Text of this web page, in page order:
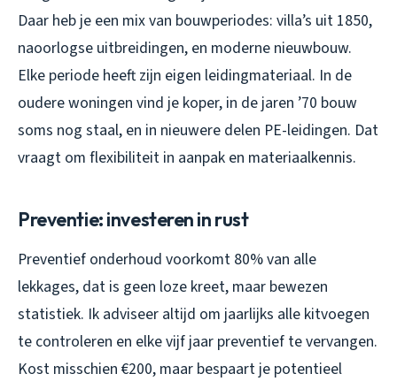
Daar heb je een mix van bouwperiodes: villa’s uit 1850,
naoorlogse uitbreidingen, en moderne nieuwbouw.
Elke periode heeft zijn eigen leidingmateriaal. In de
oudere woningen vind je koper, in de jaren ’70 bouw
soms nog staal, en in nieuwere delen PE-leidingen. Dat
vraagt om flexibiliteit in aanpak en materiaalkennis.
Preventie: investeren in rust
Preventief onderhoud voorkomt 80% van alle
lekkages, dat is geen loze kreet, maar bewezen
statistiek. Ik adviseer altijd om jaarlijks alle kitvoegen
te controleren en elke vijf jaar preventief te vervangen.
Kost misschien €200, maar bespaart je potentieel